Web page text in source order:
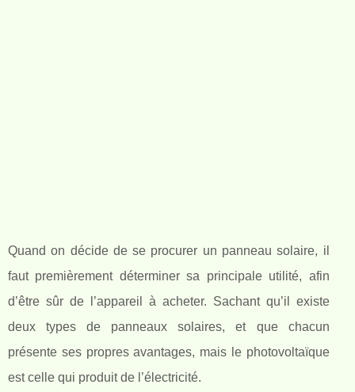
Quand on décide de se procurer un panneau solaire, il
faut premièrement déterminer sa principale utilité, afin
d’être sûr de l’appareil à acheter. Sachant qu’il existe
deux types de panneaux solaires, et que chacun
présente ses propres avantages, mais le photovoltaïque
est celle qui produit de l’électricité.